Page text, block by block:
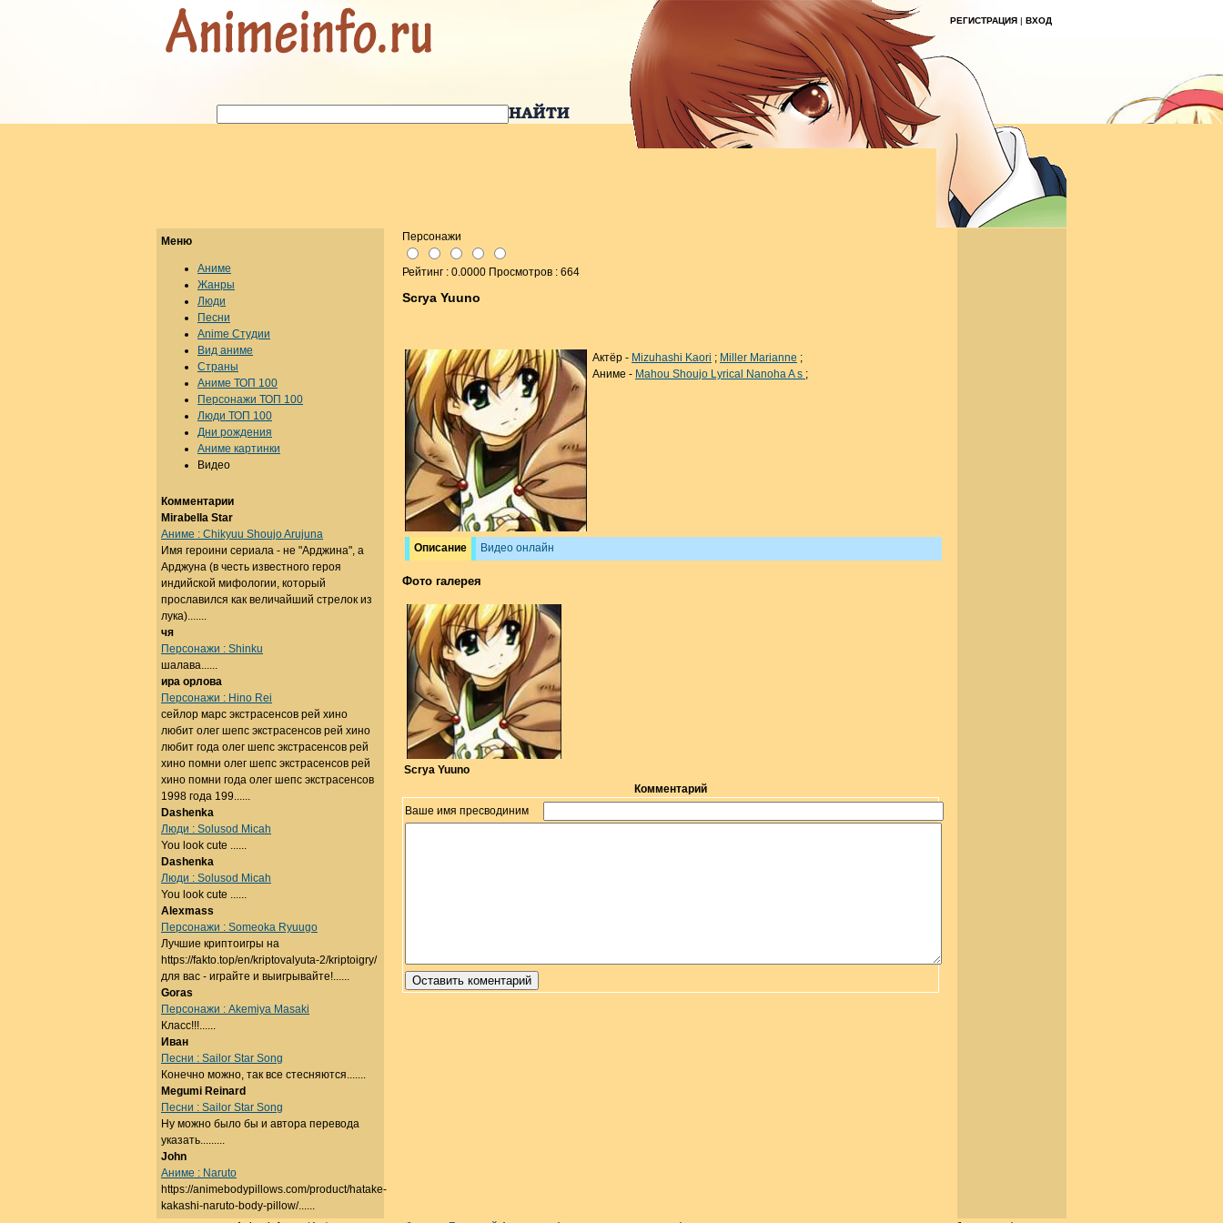
РЕГИСТРАЦИЯ | ВХОД
Персонажи
Рейтинг : 0.0000 Просмотров : 664
Scrya Yuuno
Актёр - Mizuhashi Kaori ; Miller Marianne ;
Аниме - Mahou Shoujo Lyrical Nanoha A s ;
Описание Видео онлайн
Фото галерея
Scrya Yuuno
Комментарий
Ваше имя пресводиним
Меню
Аниме
Жанры
Люди
Песни
Anime Студии
Вид аниме
Страны
Аниме ТОП 100
Персонажи ТОП 100
Люди ТОП 100
Дни рождения
Аниме картинки
Видео
Комментарии
Mirabella Star
Аниме : Chikyuu Shoujo Arujuna
Имя героини сериала - не "Арджина", а
Арджуна (в честь известного героя
индийской мифологии, который
прославился как величайший стрелок из
лука).......
чя
Персонажи : Shinku
шалава......
ира орлова
Персонажи : Hino Rei
сейлор марс экстрасенсов рей хино
любит олег шепс экстрасенсов рей хино
любит года олег шепс экстрасенсов рей
хино помни олег шепс экстрасенсов рей
хино помни года олег шепс экстрасенсов
1998 года 199......
Dashenka
Люди : Solusod Micah
You look cute ......
Dashenka
Люди : Solusod Micah
You look cute ......
Alexmass
Персонажи : Someoka Ryuugo
Лучшие криптоигры на
https://fakto.top/en/kriptovalyuta-2/kriptoigry/
для вас - играйте и выигрывайте!......
Goras
Персонажи : Akemiya Masaki
Класс!!!......
Иван
Песни : Sailor Star Song
Конечно можно, так все стесняются.......
Megumi Reinard
Песни : Sailor Star Song
Ну можно было бы и автора перевода
указать.........
John
Аниме : Naruto
https://animebodypillows.com/product/hatake-
kakashi-naruto-body-pillow/......